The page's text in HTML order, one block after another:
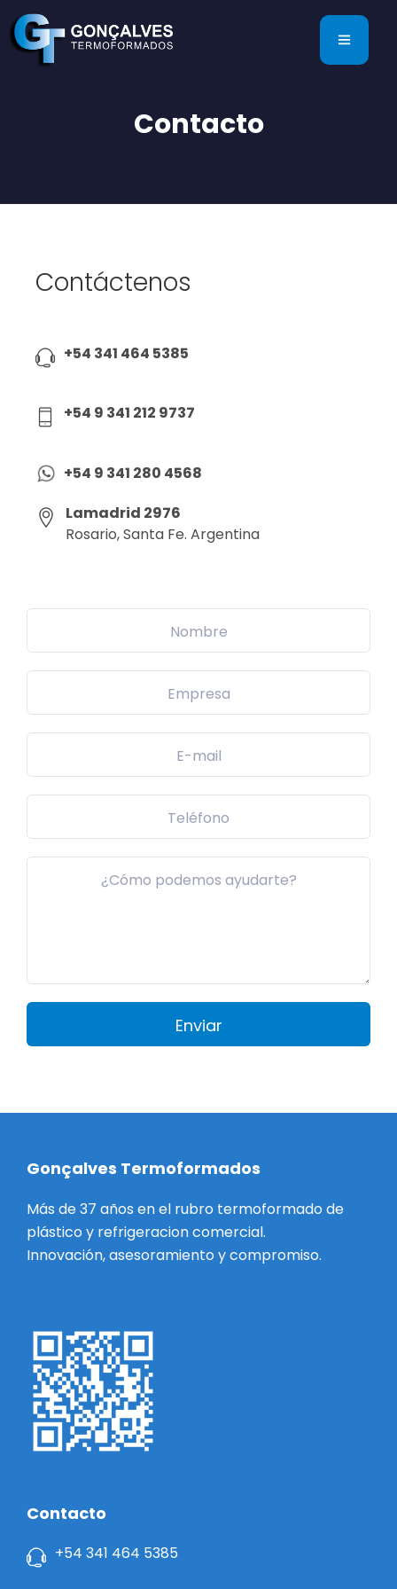
Contacto
Contáctenos
+54 341 464 5385
+54 9 341 212 9737
+54 9 341 280 4568
Lamadrid 2976
Rosario, Santa Fe. Argentina
Gonçalves Termoformados
Más de 37 años en el rubro termoformado de
plástico y refrigeracion comercial.
Innovación, asesoramiento y compromiso.
Contacto
+54 341 464 5385